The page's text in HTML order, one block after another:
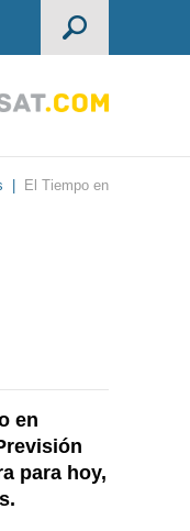
El Tiempo en
en
para hoy,